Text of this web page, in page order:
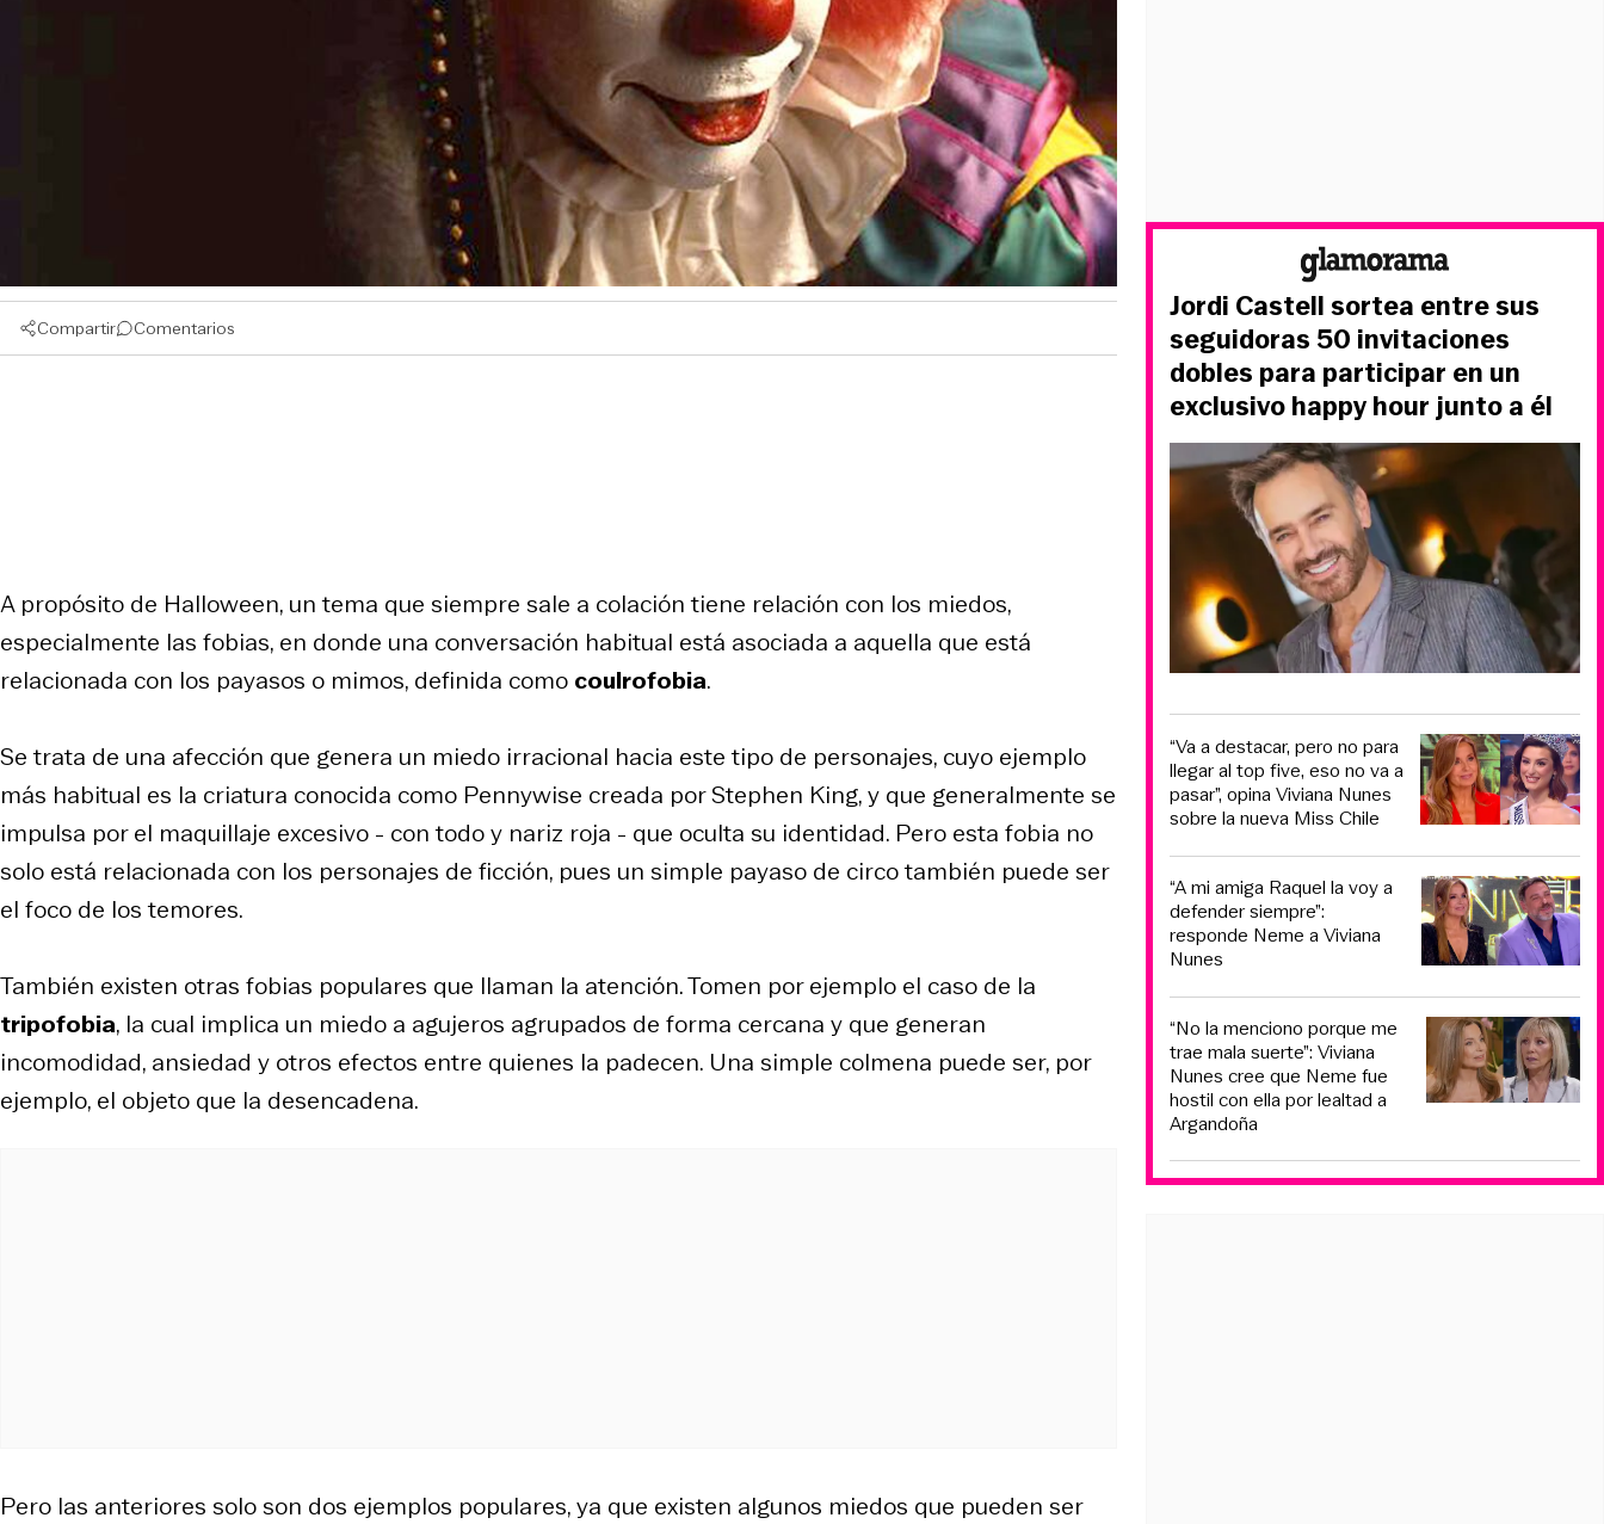
Compartir Comentarios
A propósito de Halloween, un tema que siempre sale a colación tiene relación con los miedos,
especialmente las fobias, en donde una conversación habitual está asociada a aquella que está
relacionada con los payasos o mimos, definida como coulrofobia.
Se trata de una afección que genera un miedo irracional hacia este tipo de personajes, cuyo ejemplo
más habitual es la criatura conocida como Pennywise creada por Stephen King, y que generalmente se
impulsa por el maquillaje excesivo - con todo y nariz roja - que oculta su identidad. Pero esta fobia no
solo está relacionada con los personajes de ficción, pues un simple payaso de circo también puede ser
el foco de los temores.
También existen otras fobias populares que llaman la atención. Tomen por ejemplo el caso de la
tripofobia, la cual implica un miedo a agujeros agrupados de forma cercana y que generan
incomodidad, ansiedad y otros efectos entre quienes la padecen. Una simple colmena puede ser, por
ejemplo, el objeto que la desencadena.
Pero las anteriores solo son dos ejemplos populares, ya que existen algunos miedos que pueden ser
Jordi Castell sortea entre sus
seguidoras 50 invitaciones
dobles para participar en un
exclusivo happy hour junto a él
“Va a destacar, pero no para
llegar al top five, eso no va a
pasar”, opina Viviana Nunes
sobre la nueva Miss Chile
“A mi amiga Raquel la voy a
defender siempre”:
responde Neme a Viviana
Nunes
“No la menciono porque me
trae mala suerte”: Viviana
Nunes cree que Neme fue
hostil con ella por lealtad a
Argandoña